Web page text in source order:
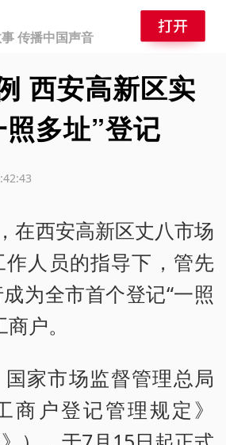
传播中国声音
西安高新区实
多址”登记
在西安高新区丈八市场
作人员的指导下，管先
为全市首个登记“一照
户。
家市场监督管理总局
商户登记管理规定》